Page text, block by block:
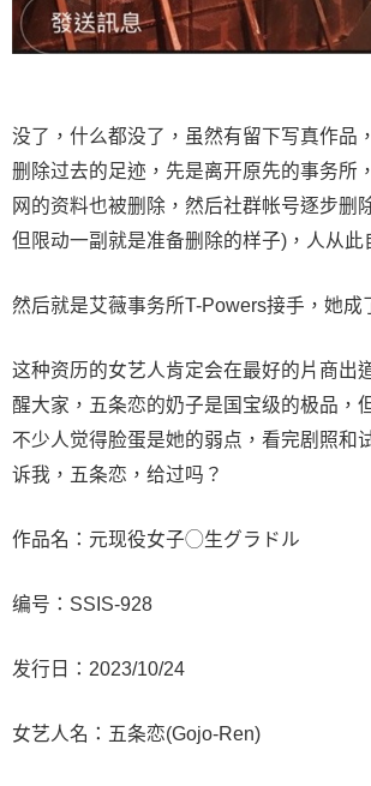
没了，什么都没了，虽然有留下写真作品
删除过去的足迹，先是离开原先的事务所
网的资料也被删除，然后社群帐号逐步删
但限动一副就是准备删除的样子)，人从此
然后就是艾薇事务所T-Powers接手，她成
这种资历的女艺人肯定会在最好的片商出
醒大家，五条恋的奶子是国宝级的极品，
不少人觉得脸蛋是她的弱点，看完剧照和
诉我，五条恋，给过吗？
作品名：元现役女子◯生グラドル
编号： SSIS-928
发行日：2023/10/24
女艺人名：五条恋(Gojo-Ren)